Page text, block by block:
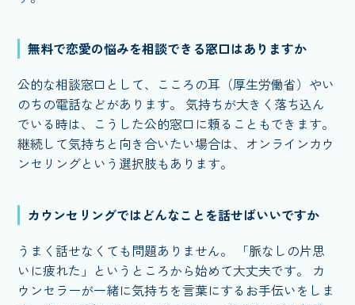
無料で恋愛の悩みを相談できる窓口はありますか
公的な相談窓口として、こころの耳（厚生労働省）やい
のちの電話などがあります。 気持ちが大きく落ち込ん
でいる時は、こうした公的窓口に頼ることもできます。
継続して気持ちと向き合いたい場合は、オンラインカウ
ンセリングという選択肢もあります。
カウンセリングではどんなことを話せばいいですか
うまく話せなくても問題ありません。 「脈なしの片思
いに疲れた」というところから始めて大丈夫です。 カ
ウンセラーが一緒に気持ちを言葉にするお手伝いをしま